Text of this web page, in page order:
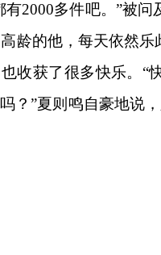
有2000多件吧。”被
龄的他，每天依然
收获了很多快乐。“
？”夏则鸣自豪地说